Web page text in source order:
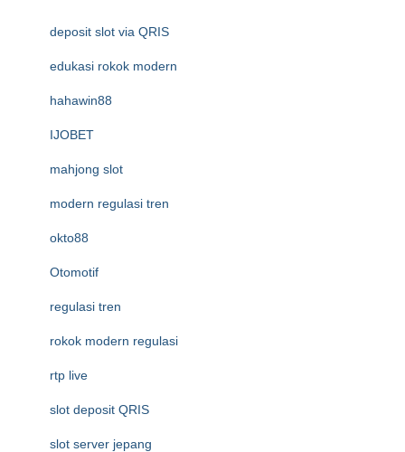
deposit slot via QRIS
edukasi rokok modern
hahawin88
IJOBET
mahjong slot
modern regulasi tren
okto88
Otomotif
regulasi tren
rokok modern regulasi
rtp live
slot deposit QRIS
slot server jepang